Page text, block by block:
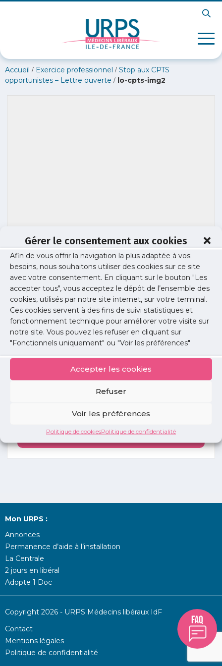
Gérer le consentement aux cookies
Afin de vous offrir la navigation la plus adaptée à vos
besoins, nous souhaitons utiliser des cookies sur ce site
avec votre consentement. En cliquant sur le bouton "Les
accepter tous", vous acceptez le dépôt de l’ensemble des
cookies, utilisés par notre site internet, sur votre terminal.
Ces cookies servent à des fins de suivi statistiques et
fonctionnement technique pour améliorer votre visite sur
notre site. Vous pouvez les refuser en cliquant sur
"Fonctionnels uniquement" ou "Voir les préférences"
Accepter les cookies
Refuser
Voir les préférences
Politique de cookiesPolitique de confidentialité
Accueil / Exercice professionnel / Stop aux CPTS
opportunistes – Lettre ouverte / lo-cpts-img2
lo-cpts-img2
Publié le : 21 juin 2019
Partager cet article :
annonces
Mon URPS :
Annonces
Permanence d’aide à l’installation
La Centrale
2 jours en libéral
Adopte 1 Doc
Copyright 2026 - URPS Médecins libéraux IdF
Contact
Mentions légales
Politique de confidentialité